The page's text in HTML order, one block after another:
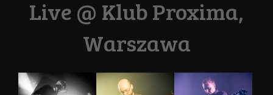
Live @ Klub Proxima,
Warszawa